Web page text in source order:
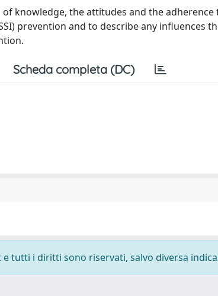
knowledge, the attitudes and the adherence
prevention and to describe any influences
Scheda completa (DC)
tutti i diritti sono riservati, salvo diversa